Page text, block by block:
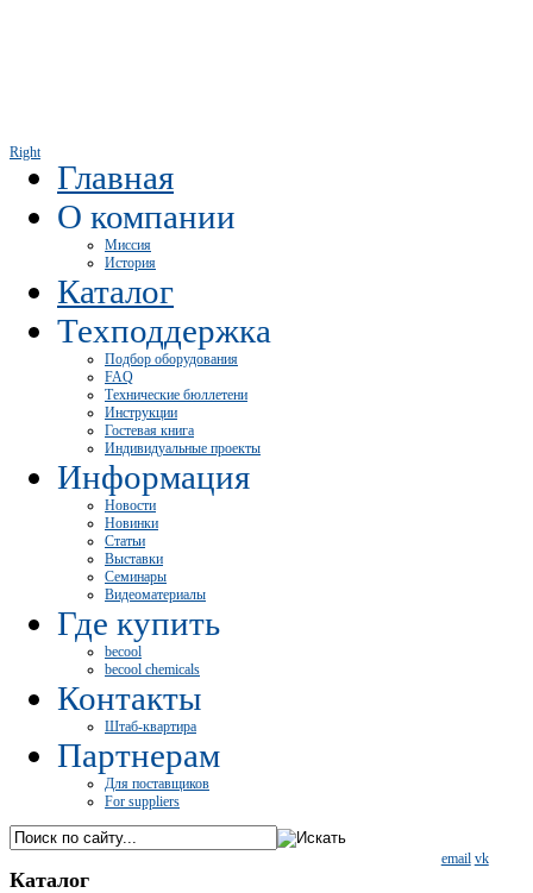
Right
Главная
О компании
Миссия
История
Каталог
Техподдержка
Подбор оборудования
FAQ
Технические бюллетени
Инструкции
Гостевая книга
Индивидуальные проекты
Информация
Новости
Новинки
Статьи
Выставки
Семинары
Видеоматериалы
Где купить
becool
becool chemicals
Контакты
Штаб-квартира
Партнерам
Для поставщиков
For suppliers
email vk
Каталог